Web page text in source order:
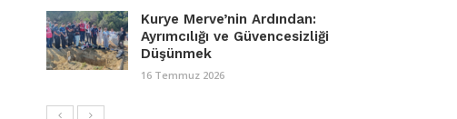
Kurye Merve’nin Ardından:
Ayrımcılığı ve Güvencesizliği
Düşünmek
16 Temmuz 2026